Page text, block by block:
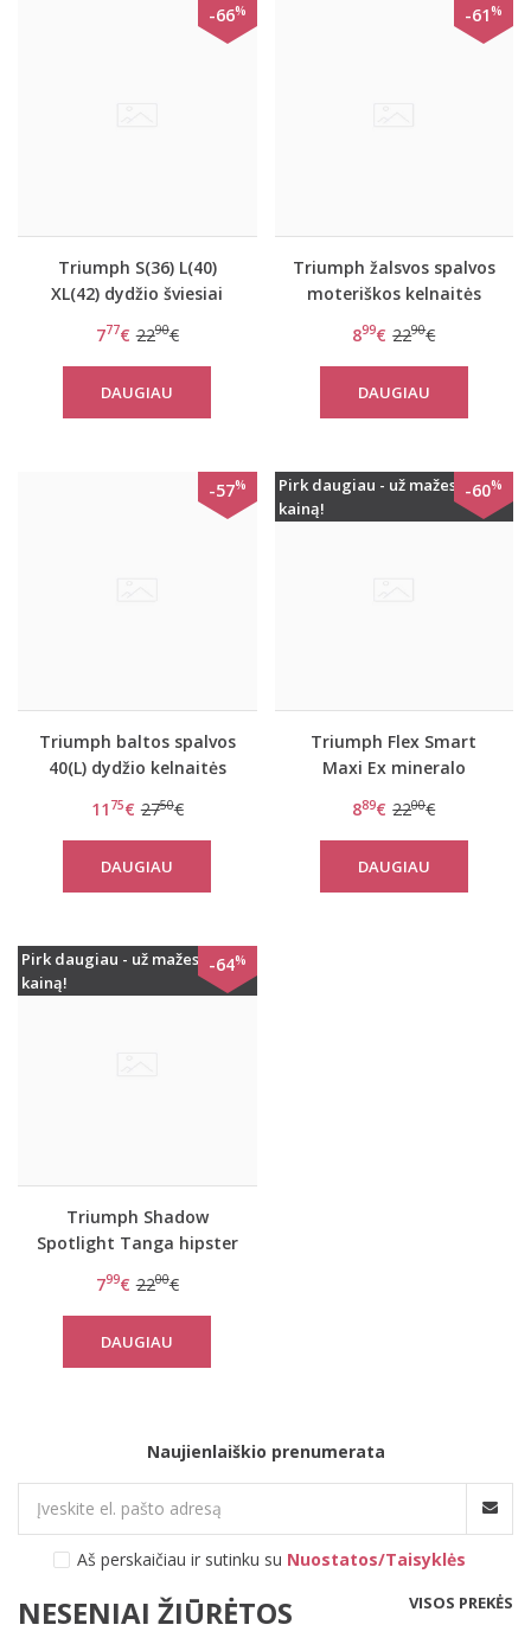
-66%
Triumph S(36) L(40)
XL(42) dydžio šviesiai
Sporty Micro String
777€ 2290€
DAUGIAU
-61%
Triumph žalsvos spalvos
moteriškos kelnaitės
899€ 2290€
DAUGIAU
-57%
Triumph baltos spalvos
40(L) dydžio kelnaitės
Essentials Tai
11 75€ 2750€
DAUGIAU
Pirk daugiau - už mažesnę
kainą!
-60%
Triumph Flex Smart
Maxi Ex mineralo
889€ 2200€
DAUGIAU
Pirk daugiau - už mažesnę
kainą!
-64%
Triumph Shadow
Spotlight Tanga hipster
799€ 2200€
DAUGIAU
Naujienlaiškio prenumerata
Aš perskaičiau ir sutinku su Nuostatos/Taisyklės
NESENIAI ŽIŪRĖTOS VISOS PREKĖS